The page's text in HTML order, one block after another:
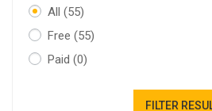
All (55)
Free (55)
Paid (0)
FILTER